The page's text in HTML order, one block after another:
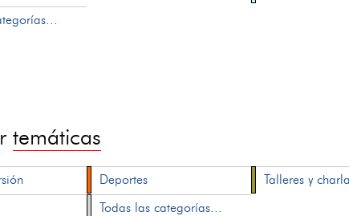
temáticas
Deportes Talleres y
Todas las categorías...